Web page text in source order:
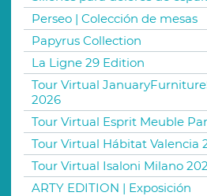
Perseo | Colección de mesas
Papyrus Collection
La Ligne 29 Edition
Tour Virtual
2026
Tour Virtual Esprit Meuble
Tour Virtual Hábitat Valencia
Tour Virtual Isaloni Milano
ARTY EDITION | Exposición